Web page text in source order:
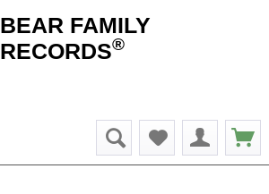
BEAR FAMILY
RECORDS®